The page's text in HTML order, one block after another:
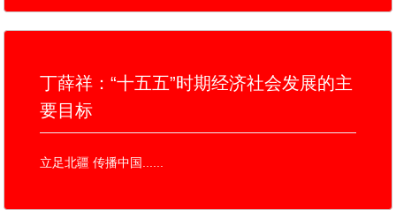
丁薛祥：“十五五”时期经济社会发展的主
要目标
立足北疆 传播中国......